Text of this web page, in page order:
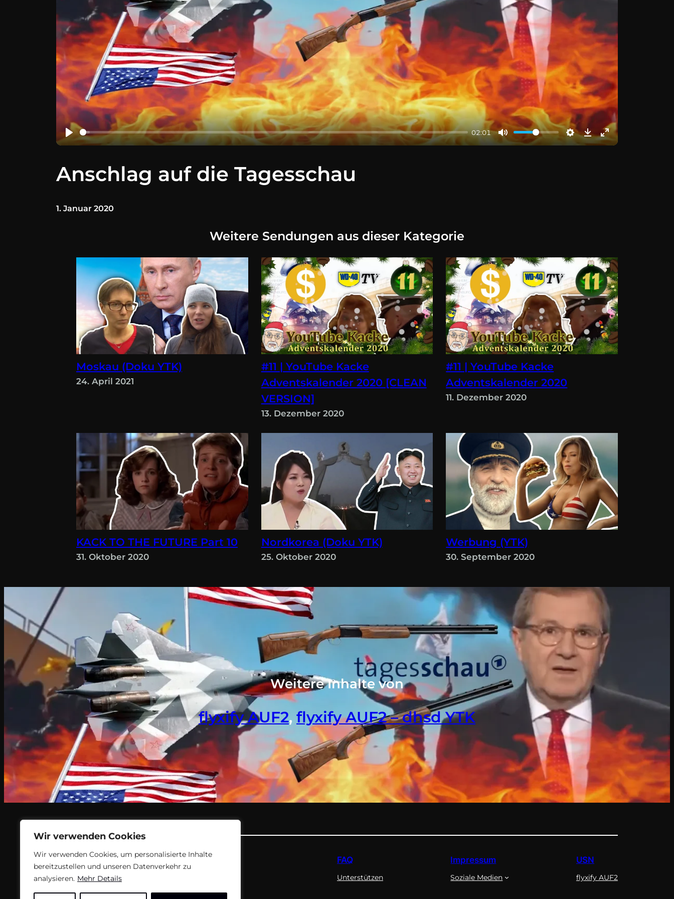
Wir verwenden Cookies
Wir verwenden Cookies, um personalisierte Inhalte
bereitzustellen und unseren Datenverkehr zu
analysieren. Mehr Details
02:01
Anschlag auf die Tagesschau
1. Januar 2020
Weitere Sendungen aus dieser Kategorie
Moskau (Doku YTK)
24. April 2021
#11 | YouTube Kacke
Adventskalender 2020 [CLEAN
VERSION]
13. Dezember 2020
#11 | YouTube Kacke
Adventskalender 2020
11. Dezember 2020
KACK TO THE FUTURE Part 10
31. Oktober 2020
Nordkorea (Doku YTK)
25. Oktober 2020
Werbung (YTK)
30. September 2020
Weitere Inhalte von
flyxify AUF2, flyxify AUF2 – dhsd YTK
Teil des Nachrichtenangebots von
FAQ
Unterstützen
Impressum
Soziale Medien
USN
flyxify AUF2